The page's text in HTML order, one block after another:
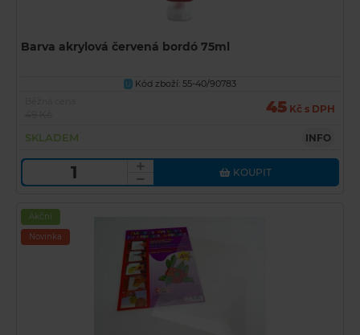
Barva akrylová červená bordó 75ml
U
Kód zboží: 55-40/90783
45 Kč s DPH
SKLADEM INFO
KOUPIT
Akční
Novinka